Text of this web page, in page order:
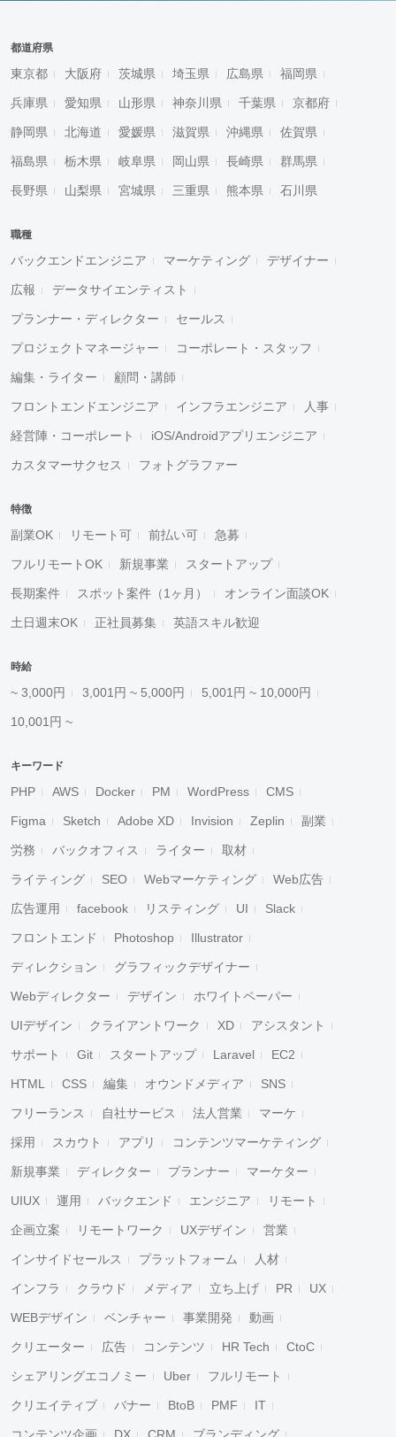
都道府県
東京都 大阪府 茨城県 埼玉県 広島県 福岡県
兵庫県 愛知県 山形県 神奈川県 千葉県 京都府
静岡県 北海道 愛媛県 滋賀県 沖縄県 佐賀県
福島県 栃木県 岐阜県 岡山県 長崎県 群馬県
長野県 山梨県 宮城県 三重県 熊本県 石川県
職種
バックエンドエンジニア マーケティング デザイナー
広報 データサイエンティスト
プランナー・ディレクター セールス
プロジェクトマネージャー コーポレート・スタッフ
編集・ライター 顧問・講師
フロントエンドエンジニア インフラエンジニア 人事
経営陣・コーポレート iOS/Androidアプリエンジニア
カスタマーサクセス フォトグラファー
特徴
副業OK リモート可 前払い可 急募
フルリモートOK 新規事業 スタートアップ
長期案件 スポット案件（1ヶ月） オンライン面談OK
土日週末OK 正社員募集 英語スキル歓迎
時給
~ 3,000円 3,001円 ~ 5,000円 5,001円 ~ 10,000円
10,001円 ~
キーワード
PHP AWS Docker PM WordPress CMS
Figma Sketch Adobe XD Invision Zeplin 副業
労務 バックオフィス ライター 取材
ライティング SEO Webマーケティング Web広告
広告運用 facebook リスティング UI Slack
フロントエンド Photoshop Illustrator
ディレクション グラフィックデザイナー
Webディレクター デザイン ホワイトペーパー
UIデザイン クライアントワーク XD アシスタント
サポート Git スタートアップ Laravel EC2
HTML CSS 編集 オウンドメディア SNS
フリーランス 自社サービス 法人営業 マーケ
採用 スカウト アプリ コンテンツマーケティング
新規事業 ディレクター プランナー マーケター
UIUX 運用 バックエンド エンジニア リモート
企画立案 リモートワーク UXデザイン 営業
インサイドセールス プラットフォーム 人材
インフラ クラウド メディア 立ち上げ PR UX
WEBデザイン ベンチャー 事業開発 動画
クリエーター 広告 コンテンツ HR Tech CtoC
シェアリングエコノミー Uber フルリモート
クリエイティブ バナー BtoB PMF IT